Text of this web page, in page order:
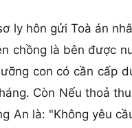
ly hôn gửi Toà án
chồng là bên được
con có cần cấp
Còn Nếu thoả
An là: "Không yêu